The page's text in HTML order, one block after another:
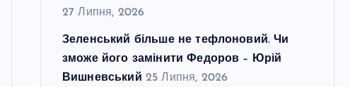
27 Липня, 2026
Зеленський більше не тефлоновий. Чи
зможе його замінити Федоров – Юрій
Вишневський 25 Липня, 2026